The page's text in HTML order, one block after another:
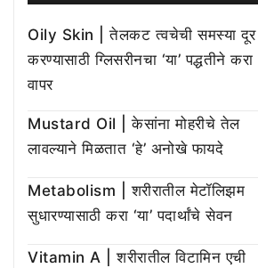
Oily Skin | तेलकट त्वचेची समस्या दूर
करण्यासाठी ग्लिसरीनचा ‘या’ पद्धतीने करा
वापर
Mustard Oil | केसांना मोहरीचे तेल
लावल्याने मिळतात ‘हे’ अनोखे फायदे
Metabolism | शरीरातील मेटॉलिझम
सुधारण्यासाठी करा ‘या’ पदार्थांचे सेवन
Vitamin A | शरीरातील विटामिन एची